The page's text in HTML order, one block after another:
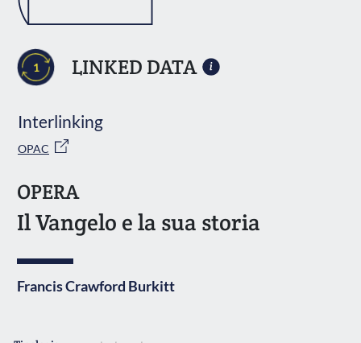
1 LINKED DATA
Interlinking
OPAC
OPERA
Il Vangelo e la sua storia
Francis Crawford Burkitt